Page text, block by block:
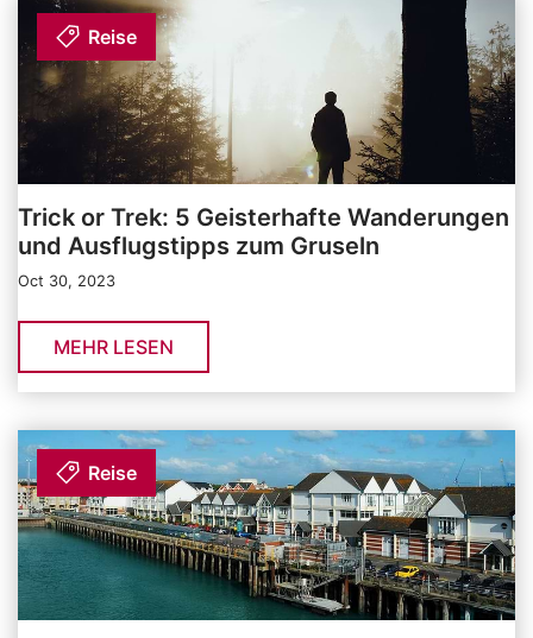
Reise
Trick or Trek: 5 Geisterhafte Wanderungen
und Ausflugstipps zum Gruseln
Oct 30, 2023
MEHR LESEN
Reise